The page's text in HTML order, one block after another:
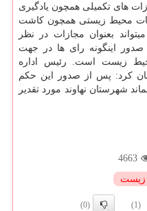
های تكمیلی همچون یادگیری
محیط زیستی همچون كاشت
بعنوان مجازات در نظر
صدور اینگونه رای ها در جهت
زیست است. رئیس اداره
كرد: پس از صدور این حكم
شهرستان نهاوند مورد تقدیر
4663
زیست
(1)
(0)